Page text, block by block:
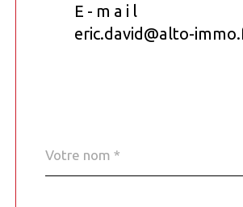
E-mail
eric.david@alto-
*